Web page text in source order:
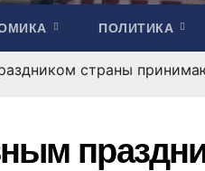
ПОЛИТИКА
страны